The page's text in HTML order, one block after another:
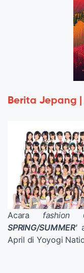
Berita Jepang
Acara fashion
SPRING/SUMMER'
April di Yoyogi